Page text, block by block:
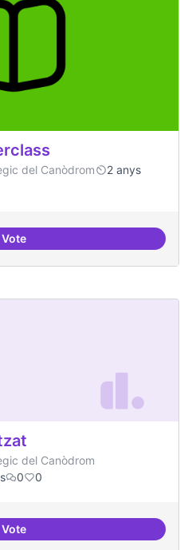
del Canòdrom
2 anys
VoteEspai on fer masterclass
del Canòdrom
0 0
VoteBar obert i dinamitzat